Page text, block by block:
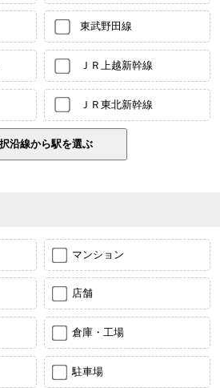
東武野田線
ＪＲ上越新幹線
ＪＲ東北新幹線
マンション
店舗
倉庫・工場
駐車場